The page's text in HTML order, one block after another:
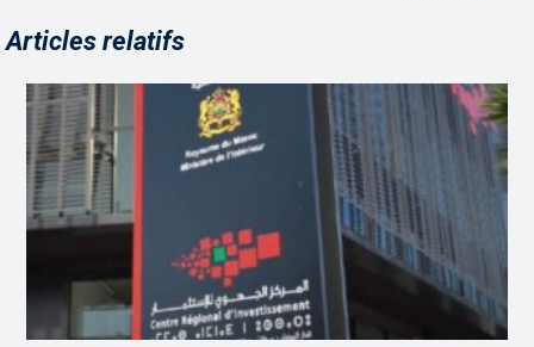
Articles relatifs